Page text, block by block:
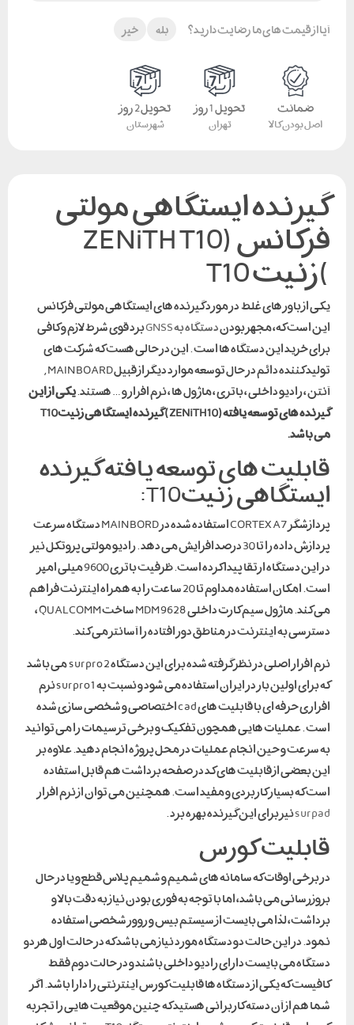
آیا از قیمت های ما رضایت دارید؟ بله خیر
ضمانت
اصل بودن کالا
تحویل 1 روز
تهران
تحویل 2 روز
شهرستان
گیرنده ایستگاهی مولتی
فرکانس (ZENiTH T10
)زنیت T10
یکی از باور های غلط در مورد گیرنده های ایستگاهی مولتی فرکانس
این است که، مجهز بودندستگاه به GNSS
برد قوی شرط لازم و کافی
برای خرید این دستگاه ها است . این در حالی هست که شرکت های
تولید کننده دائم در حال توسعه موارد دیگر از قبیل MAIN BOARD ,
آنتن ، رادیو داخلی ، باتری ، ماژول ها ، نرم افزار و … هستند.یکی از این
گیرنده های توسعه یافته(ZENiTH 10) گیرنده ایستگاهی زنیتT10
می باشد.
قابلیت های توسعه یافته گیرنده
ایستگاهی زنیتT10:
پردازشگر CORTEX A7 استفاده شده در MAIN BORD دستگاه سرعت
پردازش داده را تا 30 درصد افزایش می دهد . رادیو مولتی پروتکل نیز
در این دستگاه ارتقا پیدا کرده است. ظرفیت باتری 9600 میلی امپر
است. امکان استفاده مداوم تا 20 ساعت را به همراه اینترنت فراهم
می کند. ماژول سیم کارت داخلی MDM 9628 ساخت QUALCOMM ،
دسترسی به اینترنت در مناطق دور افتاده را آسانتر می کند.
نرم افزار اصلی در نظر گرفته شده برای این دستگاه surpro 2 می باشد
که برای اولین بار در ایران استفاده می شود و نسبت به surpro 1 نرم
افزاری حرفه ای با قابلیت های cad اختصاصی و شخصی سازی شده
است . عملیات هایی همچون تفکیک و برخی ترسیمات را می توانید
به سرعت و حین انجام عملیات در محل پروژه انجام دهید. علاوه بر
این بعضی از قابلیت های کد در صفحه برداشت هم قابل استفاده
است که بسیار کاربردی و مفید است. همچنین می توان از نرم افزار
surpadنیز برای این گیرنده بهره برد .
قابلیت کورس
در برخی اوقات که سامانه های شمیم و شمیم پلاس قطع و یا در حال
بروزرسانی می باشد، اما با توجه به فوری بودن نیاز به دقت بالا و
برداشت، لذا می بایست از سیستم بیس و روور شخصی استفاده
نمود. در این حالت دو دستگاه مورد نیاز می باشد که در حالت اول هر دو
دستگاه می بایست دارای رادیو داخلی باشند و در حالت دوم فقط
کافیست که یکی از دستگاه ها قابلیت کورس اینترنتی را دارا باشد. اگر
شما هم از آن دسته کاربرانی هستید که چنین موقعیت هایی را تجربه